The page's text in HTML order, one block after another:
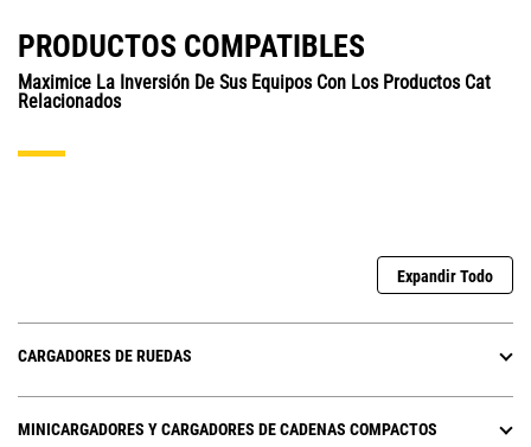
PRODUCTOS COMPATIBLES
Maximice La Inversión De Sus Equipos Con Los Productos Cat
Relacionados
Expandir Todo
CARGADORES DE RUEDAS
MINICARGADORES Y CARGADORES DE CADENAS COMPACTOS